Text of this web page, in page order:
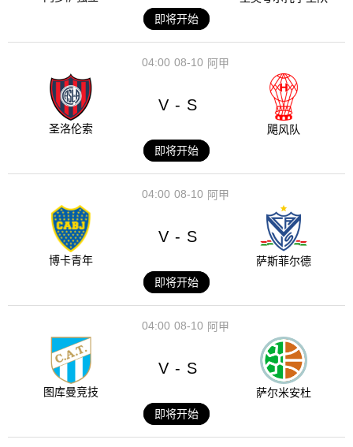
即将开始
08-10
04:00 阿甲
圣洛伦索
V - S
飓风队
即将开始
08-10
04:00 阿甲
博卡青年
V - S
萨斯菲尔德
即将开始
08-10
04:00 阿甲
图库曼竞技
V - S
萨尔米安杜
即将开始